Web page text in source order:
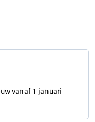
vanaf 1 januari